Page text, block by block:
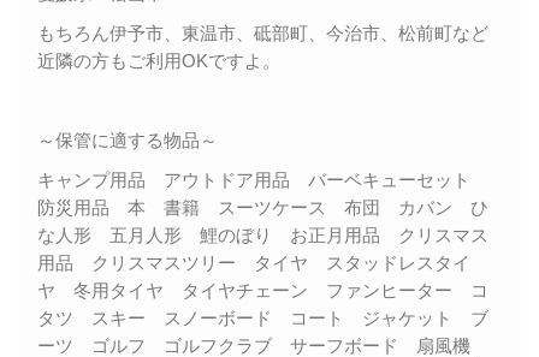
もちろん伊予市、東温市、砥部町、今治市、松前町など
近隣の方もご利用OKですよ。
～保管に適する物品～
キャンプ用品 アウトドア用品 バーベキューセット
防災用品 本 書籍 スーツケース 布団 カバン ひ
な人形 五月人形 鯉のぼり お正月用品 クリスマス
用品 クリスマスツリー タイヤ スタッドレスタイ
ヤ 冬用タイヤ タイヤチェーン ファンヒーター コ
タツ スキー スノーボード コート ジャケット ブ
ーツ ゴルフ ゴルフクラブ サーフボード 扇風機